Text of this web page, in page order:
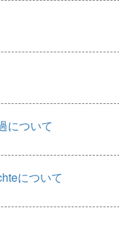
について
について